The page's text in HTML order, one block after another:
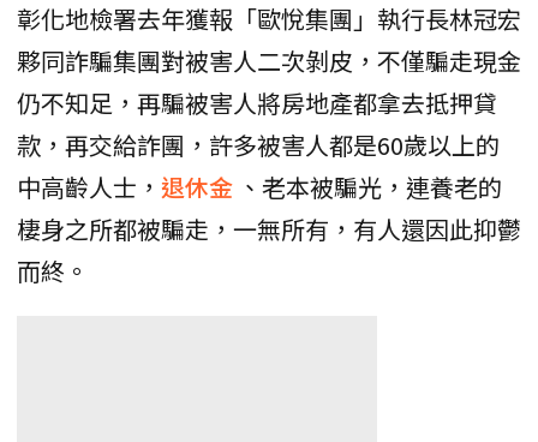
彰化地檢署去年獲報「歐悅集團」執行長林冠宏
夥同詐騙集團對被害人二次剝皮，不僅騙走現金
仍不知足，再騙被害人將房地產都拿去抵押貸
款，再交給詐團，許多被害人都是60歲以上的
中高齡人士， 退休金 、老本被騙光，連養老的
棲身之所都被騙走，一無所有，有人還因此抑鬱
而終。